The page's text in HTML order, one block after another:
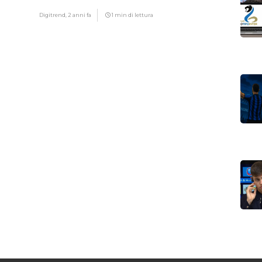
Digitrend,2 anni fa 1 min di lettura